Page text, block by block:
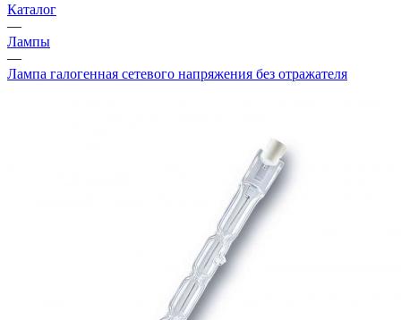
Каталог
—
Лампы
—
Лампа галогенная сетевого напряжения без отражателя